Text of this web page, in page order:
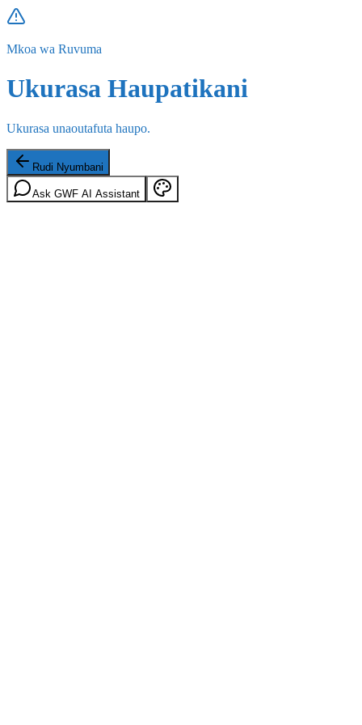
Mkoa wa Ruvuma
Ukurasa Haupatikani
Ukurasa unaoutafuta haupo.
Rudi Nyumbani
Ask GWF AI Assistant